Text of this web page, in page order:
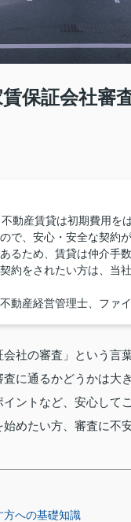
保証会社審
動産賃貸は初期費用を
で、安心・安全な契約が
るため、賃貸は仲介手
約をされたい方は、当
動産経営管理士、ファ
社の審査」という言
に通るかどうかは大
ントなど、安心して
めたい方、審査に不
方への基礎知識